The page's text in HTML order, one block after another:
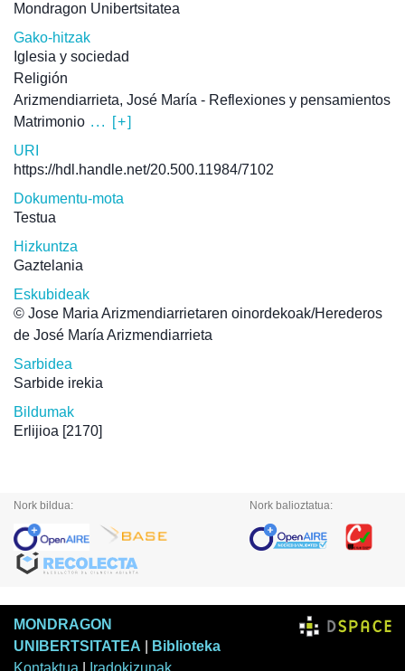
Mondragon Unibertsitatea
Gako-hitzak
Iglesia y sociedad
Religión
Arizmendiarrieta, José María - Reflexiones y pensamientos
Matrimonio ... [+]
URI
https://hdl.handle.net/20.500.11984/7102
Dokumentu-mota
Testua
Hizkuntza
Gaztelania
Eskubideak
© Jose Maria Arizmendiarrietaren oinordekoak/Herederos
de José María Arizmendiarrieta
Sarbidea
Sarbide irekia
Bildumak
Erlijioa [2170]
Nork bildua: Nork balioztatua:
MONDRAGON
UNIBERTSITATEA
Biblioteka